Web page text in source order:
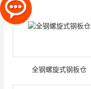
全钢螺旋式钢板仓